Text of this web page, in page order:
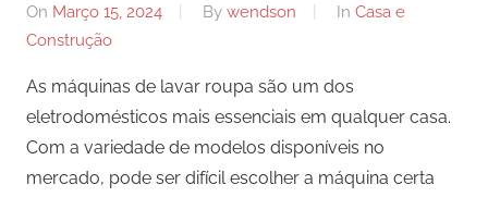
On Março 15, 2024 By wendson In Casa e
Construção
As máquinas de lavar roupa são um dos
eletrodomésticos mais essenciais em qualquer casa.
Com a variedade de modelos disponíveis no
mercado, pode ser difícil escolher a máquina certa